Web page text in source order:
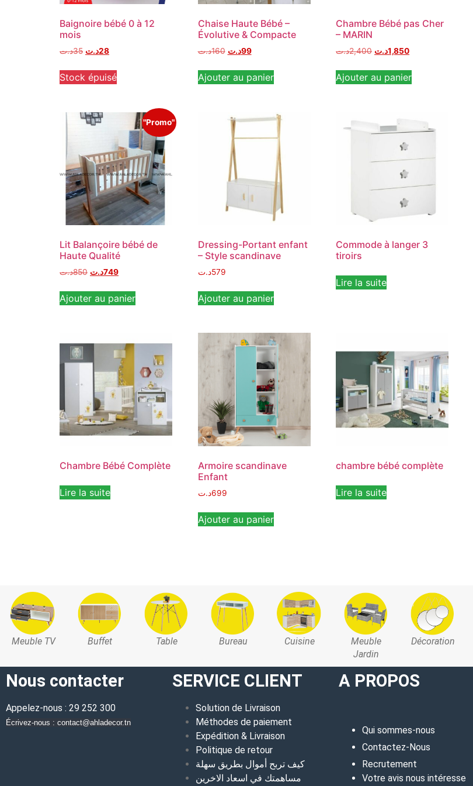
Baignoire bébé 0 à 12
mois
35د.ت 28د.ت
Stock épuisé
Chaise Haute Bébé –
Évolutive & Compacte
160د.ت 99د.ت
Ajouter au panier
Chambre Bébé pas Cher
– MARIN
2,400د.ت 1,850د.ت
Ajouter au panier
"Promo"
Lit Balançoire bébé de
Haute Qualité
850د.ت 749د.ت
Ajouter au panier
Dressing-Portant enfant
– Style scandinave
579د.ت
Ajouter au panier
Commode à langer 3
tiroirs
Lire la suite
Chambre Bébé Complète
Lire la suite
Armoire scandinave
Enfant
699د.ت
Ajouter au panier
chambre bébé complète
Lire la suite
Meuble TV Buffet Table Bureau Cuisine
Meuble
Jardin
Décoration
Nous contacter
Appelez-nous : 29 252 300
Écrivez-nous : contact@ahladecor.tn
SERVICE CLIENT
Solution de Livraison
Méthodes de paiement
Expédition & Livraison
Politique de retour
كيف تربح أموال بطريق سهلة
مساهمتك في اسعاد الاخرين
A PROPOS
Qui sommes-nous
Contactez-Nous
Recrutement
Votre avis nous intéresse